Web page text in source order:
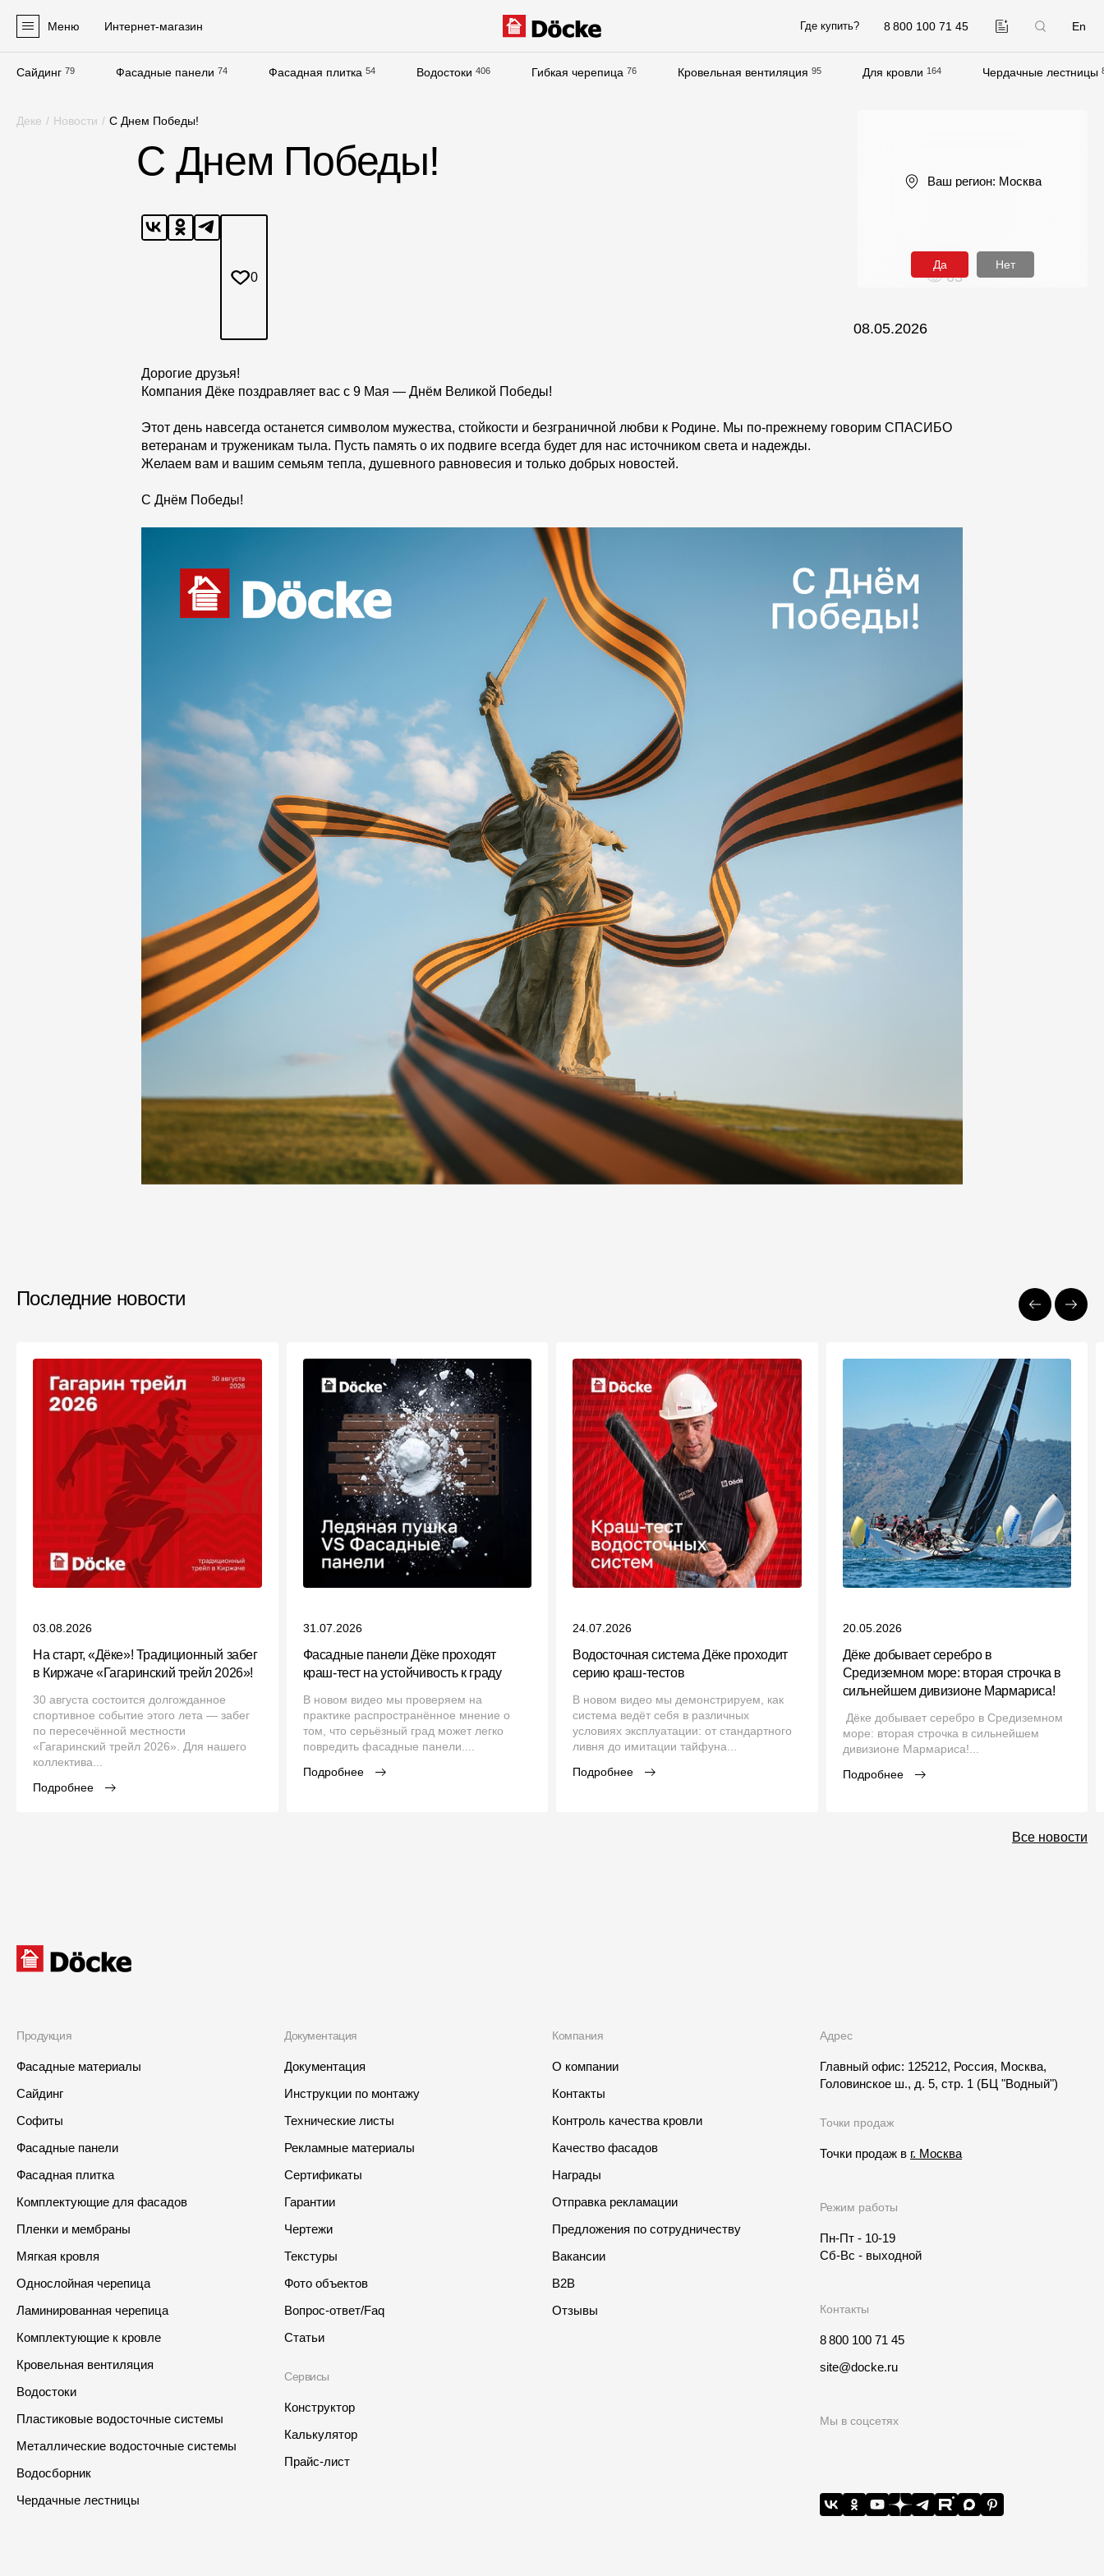
8 800 100 71 45 En
Меню Интернет-магазин Где купить?
Сайдинг 79 Фасадные панели 74 Фасадная плитка 54 Водостоки 406 Гибкая черепица 76 Кровельная вентиляция 95 Для кровли 164 Чердачные лестницы
Ламинированная черепица
Комплектующие к кровле
Вопрос-ответ/Faq
Статьи
Сервисы
Калькулятор
Цены
Где купить?Интернет-магазин
Деке / Новости / С Днем Победы!
С Днем Победы!
0
08.05.2026
63
Дорогие друзья!
Компания Дёке поздравляет вас с 9 Мая — Днём Великой Победы!
Этот день навсегда останется символом мужества, стойкости и безграничной любви к Родине. Мы по-прежнему говорим СПАСИБО
ветеранам и труженикам тыла. Пусть память о их подвиге всегда будет для нас источником света и надежды.
Желаем вам и вашим семьям тепла, душевного равновесия и только добрых новостей.
С Днём Победы!
Последние новости
03.08.2026
На старт, «Дёке»! Традиционный забег
в Киржаче «Гагаринский трейл 2026»!
30 августа состоится долгожданное
спортивное событие этого лета — забег
по пересечённой местности
«Гагаринский трейл 2026». Для нашего
коллектива...
Подробнее
31.07.2026
Фасадные панели Дёке проходят
краш‑тест на устойчивость к граду
В новом видео мы проверяем на
практике распространённое мнение о
том, что серьёзный град может легко
повредить фасадные панели....
Подробнее
24.07.2026
Водосточная система Дёке проходит
серию краш‑тестов
В новом видео мы демонстрируем, как
система ведёт себя в различных
условиях эксплуатации: от стандартного
ливня до имитации тайфуна...
Подробнее
20.05.2026
Дёке добывает серебро в
Средиземном море: вторая строчка в
сильнейшем дивизионе Мармариса!
Дёке добывает серебро в Средиземном
море: вторая строчка в сильнейшем
дивизионе Мармариса!...
Подробнее
Все новости
Продукция
Фасадные материалы
Сайдинг
Софиты
Фасадные панели
Фасадная плитка
Комплектующие для фасадов
Пленки и мембраны
Мягкая кровля
Однослойная черепица
Ламинированная черепица
Комплектующие к кровле
Кровельная вентиляция
Водостоки
Пластиковые водосточные системы
Металлические водосточные системы
Водосборник
Чердачные лестницы
Документация
Документация
Инструкции по монтажу
Технические листы
Рекламные материалы
Сертификаты
Гарантии
Чертежи
Текстуры
Фото объектов
Вопрос-ответ/Faq
Статьи
Сервисы
Конструктор
Калькулятор
Прайс-лист
Компания
О компании
Контакты
Контроль качества кровли
Качество фасадов
Награды
Отправка рекламации
Предложения по сотрудничеству
Вакансии
B2B
Отзывы
Адрес
Главный офис: 125212, Россия, Москва,
Головинское ш., д. 5, стр. 1 (БЦ "Водный")
Точки продаж
Точки продаж в г. Москва
Режим работы
Пн-Пт - 10-19
Сб-Вс - выходной
Контакты
8 800 100 71 45
site@docke.ru
Мы в соцсетях
Ваш регион: Москва
Да Нет